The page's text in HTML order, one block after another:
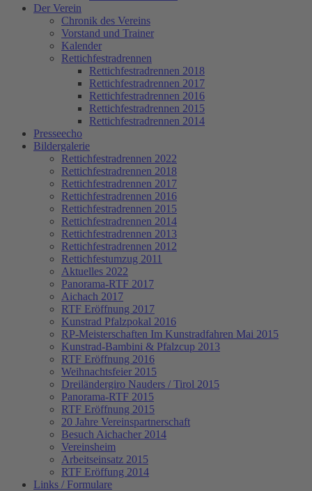
Der Verein
Chronik des Vereins
Vorstand und Trainer
Kalender
Rettichfestradrennen
Rettichfestradrennen 2018
Rettichfestradrennen 2017
Rettichfestradrennen 2016
Rettichfestradrennen 2015
Rettichfestradrennen 2014
Presseecho
Bildergalerie
Rettichfestradrennen 2022
Rettichfestradrennen 2018
Rettichfestradrennen 2017
Rettichfestradrennen 2016
Rettichfestradrennen 2015
Rettichfestradrennen 2014
Rettichfestradrennen 2013
Rettichfestradrennen 2012
Rettichfestumzug 2011
Aktuelles 2022
Panorama-RTF 2017
Aichach 2017
RTF Eröffnung 2017
Kunstrad Pfalzpokal 2016
RP-Meisterschaften Im Kunstradfahren Mai 2015
Kunstrad-Bambini & Pfalzcup 2013
RTF Eröffnung 2016
Weihnachtsfeier 2015
Dreiländergiro Nauders / Tirol 2015
Panorama-RTF 2015
RTF Eröffnung 2015
20 Jahre Vereinspartnerschaft
Besuch Aichacher 2014
Vereinsheim
Arbeitseinsatz 2015
RTF Eröffung 2014
Links / Formulare